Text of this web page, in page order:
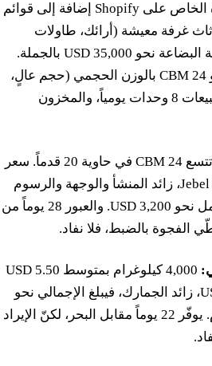
بائع سلع منزلية على متجره الخاص على Shopify إضافة إلى قوائم
غرفة معيشة (أرائك، طاولات
جانبية، كراسي مميّزة). قيمة البضاعة نحو 35,000 USD بالجملة.
وتعادل 4,000 كيلوغرام نحو 24 CBM بالوزن الحجمي (حجم عالٍ،
كثافة منخفضة). ومعدّل المبيعات 8 وحدات يومياً، والمخزون
تتسع 24 CBM في حاوية 20 قدماً. سعر
السوق 1,500 USD إلى Jebel Ali، زائد المنشأ والوجهة والرسوم
وVAT، فيبلغ الإجمالي الشامل نحو 3,200 USD. والعبور 28 يوماً من
الفجوة بالضبط، فلا نفاد.
4,000 كيلوغرام بمتوسط 5.50 USD
لكل كيلوغرام = 22,000 USD، زائد الجمارك، فيبلغ الإجمالي نحو
23,500 USD. والعبور 6 أيام. يوفّر 22 يوماً مقابل البحر، لكنّ الإيراد